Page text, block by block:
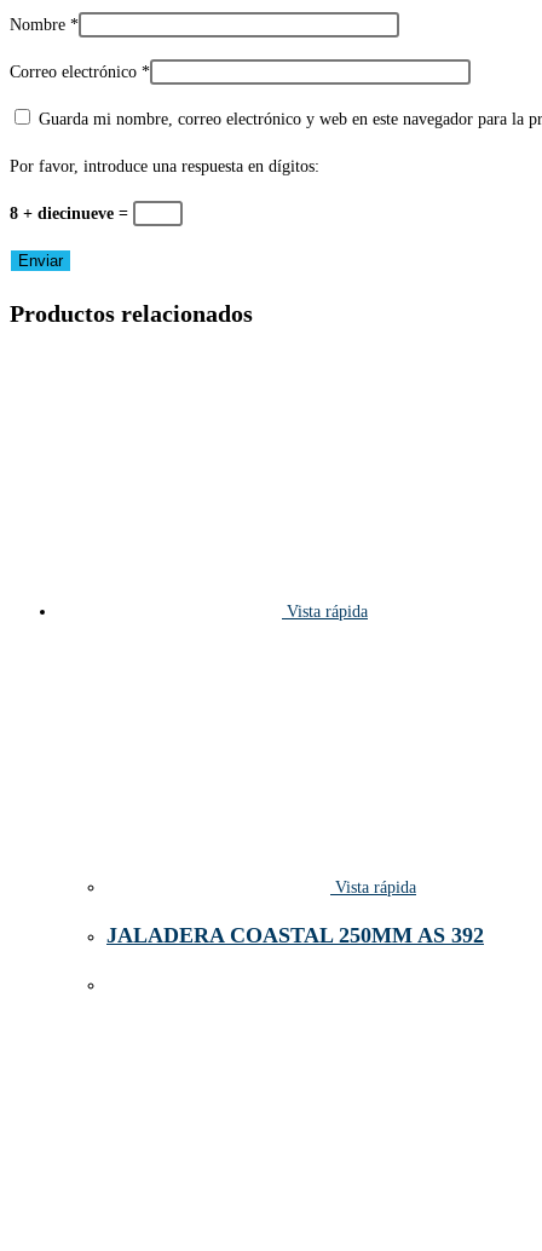
Nombre *
Correo electrónico *
Guarda mi nombre, correo electrónico y web en este navegador para la
Por favor, introduce una respuesta en dígitos:
8 + diecinueve =
Productos relacionados
Vista rápida
Vista rápida
JALADERA COASTAL 250MM AS 392